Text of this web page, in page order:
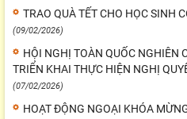
TRAO QUÀ TẾT CHO HỌC SINH
(09/02/2026)
HỘI NGHỊ TOÀN QUỐC NGHIÊN
TRIỂN KHAI THỰC HIỆN NGHỊ
(07/02/2026)
HOẠT ĐỘNG NGOẠI KHÓA